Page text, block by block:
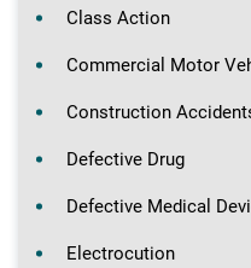
Class Action
Commercial Motor
Construction
Defective Drug
Defective Medical
Electrocution